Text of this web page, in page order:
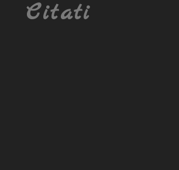
Citati